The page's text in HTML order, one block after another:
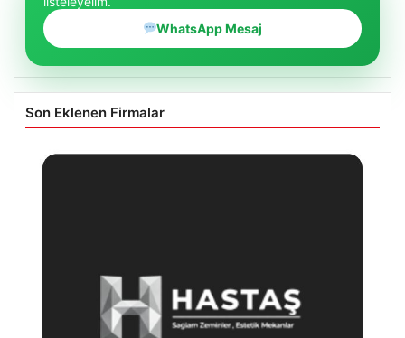
WhatsApp Mesaj
Son Eklenen Firmalar